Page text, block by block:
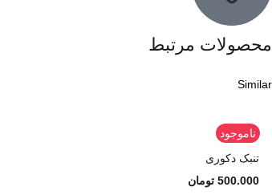
محصولات مرتبط
Similar
ناموجود
تنبک دکوری
500.000 تومان